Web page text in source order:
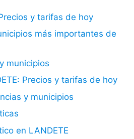
y tarifas de hoy
más importantes de
municipios
Precios y tarifas de hoy
y municipios
en LANDETE